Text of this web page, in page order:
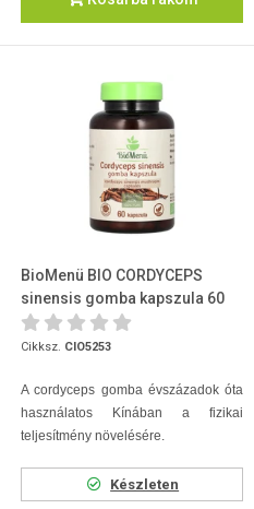
BioMenü BIO CORDYCEPS
sinensis gomba kapszula 60
db
Cikksz. CIO5253
A cordyceps gomba évszázadok óta
használatos Kínában a fizikai
teljesítmény növelésére.
Készleten